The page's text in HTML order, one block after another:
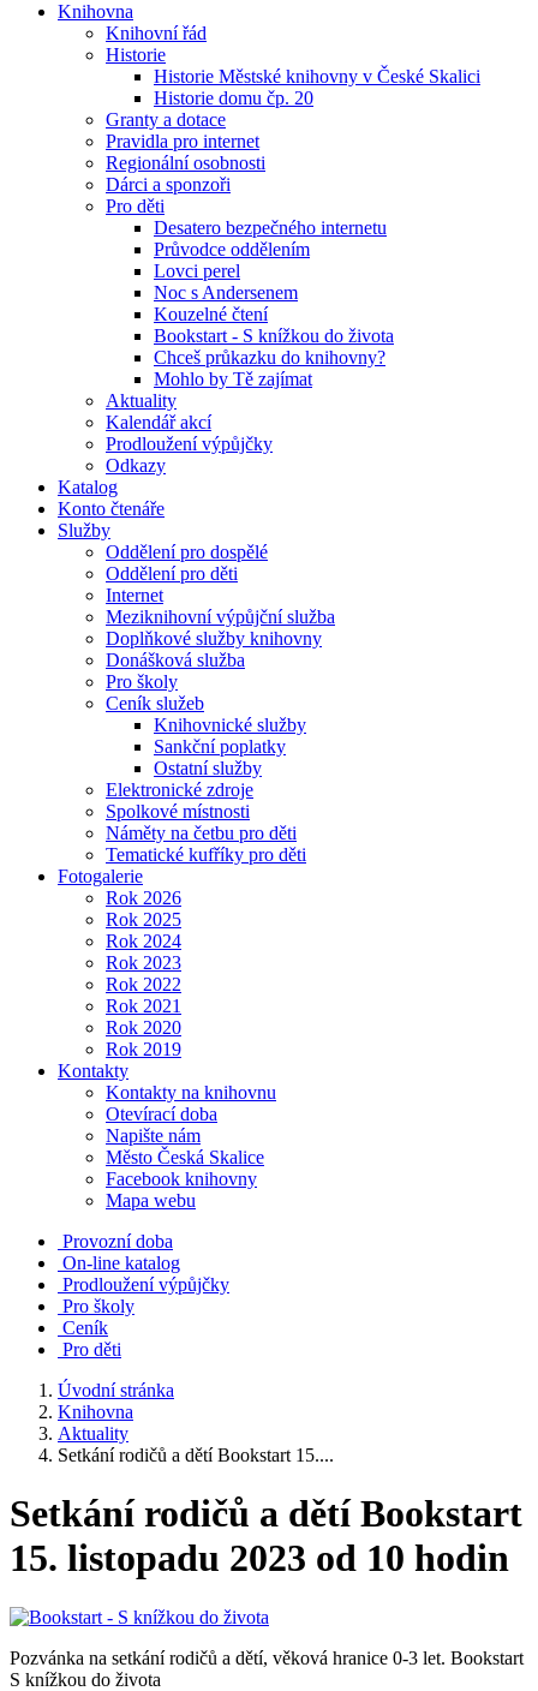
Knihovna
Knihovní řád
Historie
Historie Městské knihovny v České Skalici
Historie domu čp. 20
Granty a dotace
Pravidla pro internet
Regionální osobnosti
Dárci a sponzoři
Pro děti
Desatero bezpečného internetu
Průvodce oddělením
Lovci perel
Noc s Andersenem
Kouzelné čtení
Bookstart - S knížkou do života
Chceš průkazku do knihovny?
Mohlo by Tě zajímat
Aktuality
Kalendář akcí
Prodloužení výpůjčky
Odkazy
Katalog
Konto čtenáře
Služby
Oddělení pro dospělé
Oddělení pro děti
Internet
Meziknihovní výpůjční služba
Doplňkové služby knihovny
Donášková služba
Pro školy
Ceník služeb
Knihovnické služby
Sankční poplatky
Ostatní služby
Elektronické zdroje
Spolkové místnosti
Náměty na četbu pro děti
Tematické kufříky pro děti
Fotogalerie
Rok 2026
Rok 2025
Rok 2024
Rok 2023
Rok 2022
Rok 2021
Rok 2020
Rok 2019
Kontakty
Kontakty na knihovnu
Otevírací doba
Napište nám
Město Česká Skalice
Facebook knihovny
Mapa webu
Provozní doba
On-line katalog
Prodloužení výpůjčky
Pro školy
Ceník
Pro děti
Úvodní stránka
Knihovna
Aktuality
Setkání rodičů a dětí Bookstart 15....
Setkání rodičů a dětí Bookstart
15. listopadu 2023 od 10 hodin
Pozvánka na setkání rodičů a dětí, věková hranice 0-3 let. Bookstart
S knížkou do života